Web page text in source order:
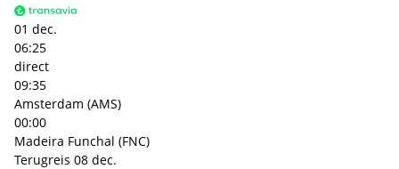
01 dec.
06:25
direct
09:35
Amsterdam (AMS)
00:00
Madeira Funchal (FNC)
Terugreis 08 dec.